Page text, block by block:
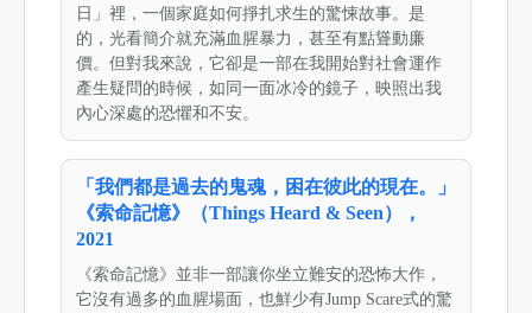
日」裡，一個家庭如何掙扎求生的驚悚故事。是
的，光看簡介就充滿血腥暴力，甚至有點聳動廉
價。但對我來說，它卻是一部在我開始對社會運作
產生疑問的時候，如同一面冰冷的鏡子，映照出我
內心深處的恐懼和不安。
「我們都是過去的鬼魂，困在彼此的現在。」
《索命記憶》（Things Heard & Seen），
2021
《索命記憶》並非一部讓你坐立難安的恐怖大作，
它沒有過多的血腥場面，也鮮少有Jump Scare式的驚